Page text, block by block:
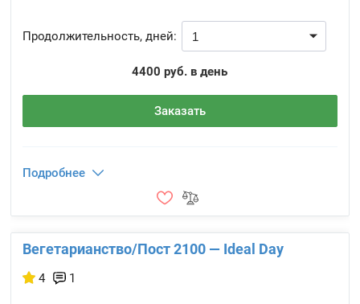
Продолжительность, дней:
4400 руб. в день
Заказать
Подробнее
Вегетарианство/Пост 2100 — Ideal Day
4 1